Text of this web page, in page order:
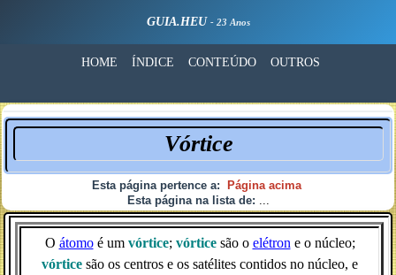
GUIA.HEU - 23 Anos
HOME ÍNDICE CONTEÚDO OUTROS
Vórtice
Esta página pertence a:
Página acima
Esta página na lista de: ...
O átomoé um vórtice; vórticesão o elétron e o núcleo;
vórtice são os centros e os satélites contidos no núcleo, e